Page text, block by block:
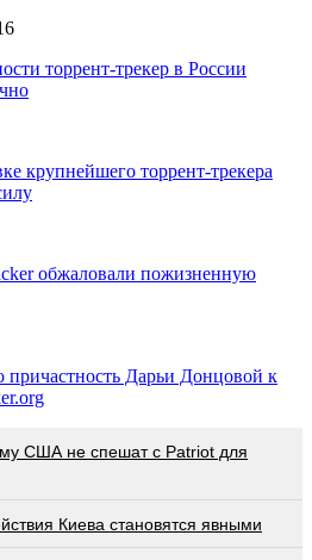
торрент-трекер в России
крупнейшего торрент-трекера
обжаловали пожизненную
причастность Дарьи Донцовой к
США не спешат с Patriot для
Киева становятся явными